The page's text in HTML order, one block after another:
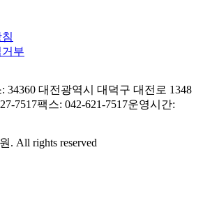
부
34360 대전광역시 대덕구 대전로 1348
7517팩스: 042-621-7517운영시간:
. All rights reserved